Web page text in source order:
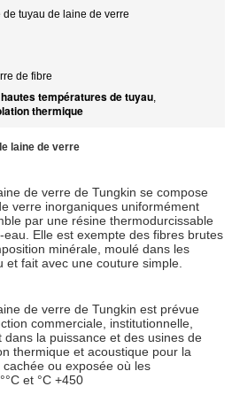
de tuyau de laine de verre
de fibre
températures de tuyau,
thermique
laine de verre
de verre de Tungkin se compose
verre inorganiques uniformément
par une résine thermodurcissable
Elle est exempte des fibres brutes
minérale, moulé dans les
fait avec une couture simple.
de verre de Tungkin est prévue
commerciale, institutionnelle,
la puissance et des usines de
thermique et acoustique pour la
ou exposée où les
et °C +450